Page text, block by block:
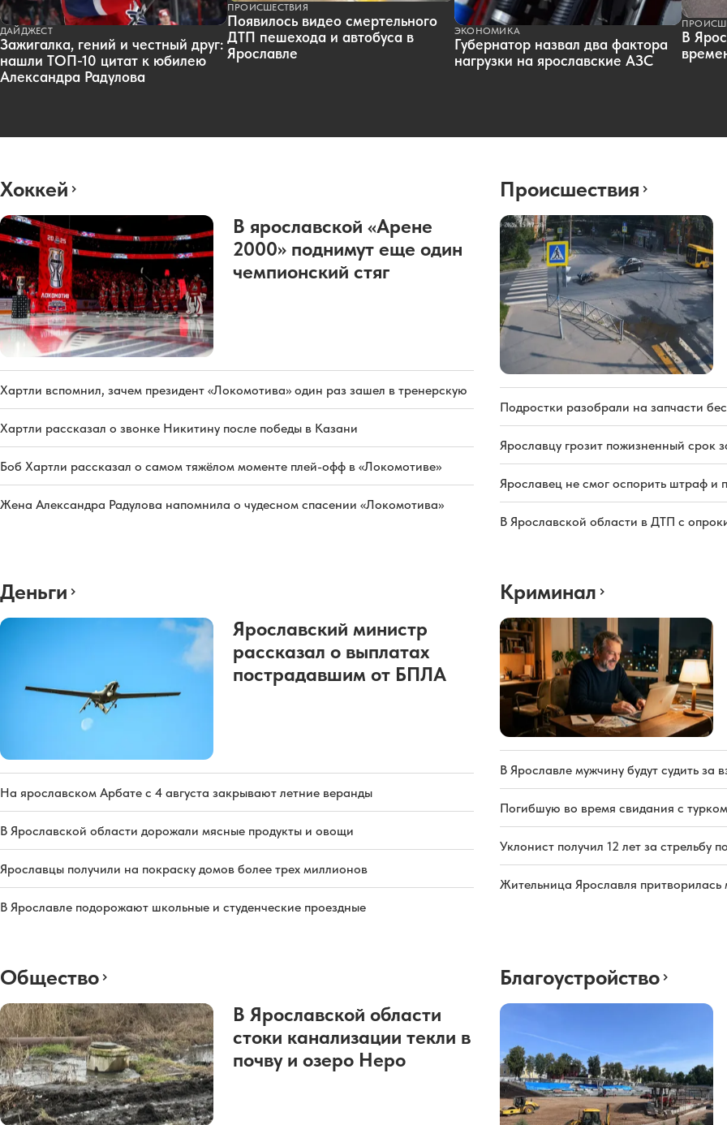
ДАЙДЖЕСТ
Зажигалка, гений и честный друг:
нашли ТОП-10 цитат к юбилею
Александра Радулова
ПРОИСШЕСТВИЯ
Появилось видео смертельного
ДТП пешехода и автобуса в
Ярославле
ЭКОНОМИКА
Губернатор назвал два фактора
нагрузки на ярославские АЗС
В
Хоккей
В ярославской «Арене
2000» поднимут еще один
чемпионский стяг
Хартли вспомнил, зачем президент «Локомотива» один раз зашел в тренерскую
Хартли рассказал о звонке Никитину после победы в Казани
Боб Хартли рассказал о самом тяжёлом моменте плей-офф в «Локомотиве»
Жена Александра Радулова напомнила о чудесном спасении «Локомотива»
Происшествия
Подростки разобрали на запчасти
Ярославцу грозит пожизненный срок
Ярославец не смог оспорить штраф и
В Ярославской области в ДТП с
Деньги
Ярославский министр
рассказал о выплатах
пострадавшим от БПЛА
На ярославском Арбате с 4 августа закрывают летние веранды
В Ярославской области дорожали мясные продукты и овощи
Ярославцы получили на покраску домов более трех миллионов
В Ярославле подорожают школьные и студенческие проездные
Криминал
В Ярославле мужчину будут судить за
Погибшую во время свидания с
Уклонист получил 12 лет за стрельбу
Жительница Ярославля
Общество
В Ярославской области
стоки канализации текли в
почву и озеро Неро
Благоустройство